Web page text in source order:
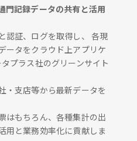
門記録データの共有と活用
認証、ログを取得し、 各現
ータをクラウド上アプリケ
プラス社のグリーンサイト
・支店等から最新データを
はもちろん、各種集計の出
用と業務効率化に貢献しま